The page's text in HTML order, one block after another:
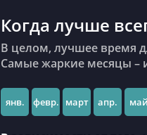
Когда лучше
В целом, лучшее время для посещения Хайкоу – это июль, в это время погода обычно отличная.
Самые жаркие месяцы –
янв. февр. март апр. май